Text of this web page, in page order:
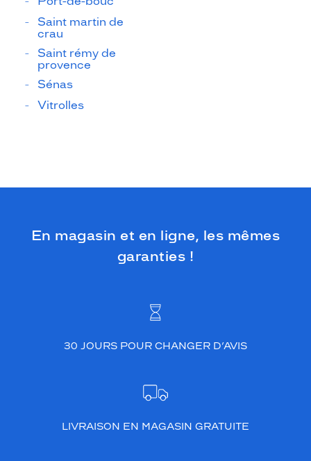
Saint martin de
crau
Saint rémy de
provence
Sénas
Vitrolles
En magasin et en ligne, les mêmes
garanties !
30 JOURS POUR CHANGER D’AVIS
LIVRAISON EN MAGASIN GRATUITE